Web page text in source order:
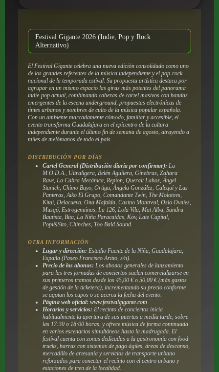
Festival Gigante 2026 (Indie, Pop y Rock
Alternativo)
El Festival Gigante celebra una nueva edición consolidado como uno
de los grandes referentes de la música independiente y el pop-rock
nacional de la temporada estival. Su propuesta artística destaca por
agrupar en un mismo espacio las giras más potentes del panorama
indie-pop actual, combinando cabezas de cartel masivos con bandas
emergentes de la escena underground, propuestas electrónicas de
tintes urbanos y nombres de culto de la música popular española.
Con un ambiente marcadamente cómodo, familiar y accesible, el
evento transforma Guadalajara en el epicentro de la cultura
independiente durante el último fin de semana de agosto, atrayendo a
miles de melómanos de todo el país.
DISTRIBUCIÓN POR DÍAS
Cartel General (Distribución diaria por confirmar): La
M.O.D.A., Ultraligera, Belén Aguilera, Ginebras, Zahara
Rave, La Cabra Mecánica, Repion, Queralt Lahoz, Ángel
Stanich, Chimo Bayo, Ortiga, Ángela González, Calequi y Las
Panteras, Aiko El Grupo, Comandante Twin, The Molotovs,
Kitai, Delacueva, Ona Mafalda, Casino Montreal, Oslo Ovnies,
Musgö, Estrogenuinas, La 126, Lola Vila, Mat Alba, Sandra
Bautista, Bita, La Niña Paracaídas, Köv, Late Capital,
Popi&Sito, Chinches, Too Bald Sound.
OTRA INFORMACIÓN
Lugar y dirección: Estadio Fuente de la Niña, Guadalajara,
España (Paseo Francisco Aritio, s/n).
Precio de los abonos: Los abonos generales de lanzamiento
para las tres jornadas de conciertos suelen comercializarse en
sus primeros tramos desde los 45,00 € o 50,00 € (más gastos
de gestión de la ticketera), incrementando su precio conforme
se agotan los cupos o se acerca la fecha del evento.
Página web oficial: www.festivalgigante.com
Horarios y servicios: El recinto de conciertos inicia
habitualmente la apertura de sus puertas a media tarde, sobre
las 17:30 o 18:00 horas, y ofrece música de forma continuada
en varios escenarios simultáneos hasta la madrugada. El
festival cuenta con zonas dedicadas a la gastronomía con food
trucks, barras con sistemas de pago ágiles, áreas de descanso,
mercadillo de artesanía y servicios de transporte urbano
reforzados para conectar el recinto con el centro urbano y
estaciones de tren de la localidad.